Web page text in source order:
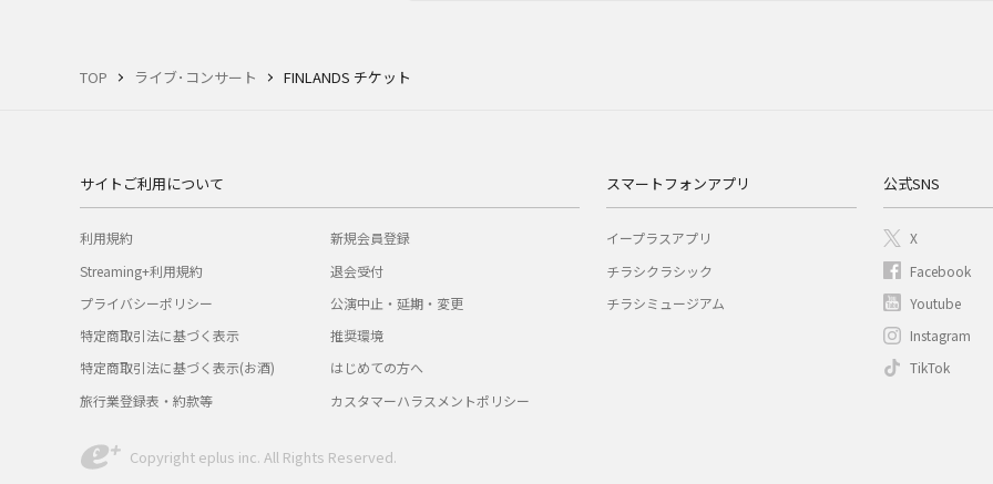
TOP ライブ･コンサート FINLANDS チケット
サイトご利用について
利用規約
Streaming+利用規約
プライバシーポリシー
特定商取引法に基づく表示
特定商取引法に基づく表示(お酒)
旅行業登録表・約款等
新規会員登録
退会受付
公演中止・延期・変更
推奨環境
はじめての方へ
カスタマーハラスメントポリシー
スマートフォンアプリ
イープラスアプリ
チラシクラシック
チラシミュージアム
公式SNS
X
Facebook
Youtube
Instagram
TikTok
Copyright eplus inc. All Rights Reserved.